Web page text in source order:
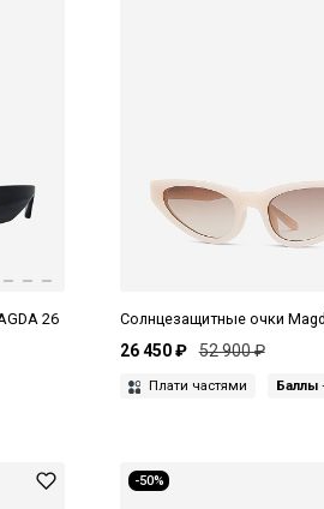
26 Солнцезащитные очки
26 450 ₽ 52 900 ₽
Плати частями Баллы
-50%